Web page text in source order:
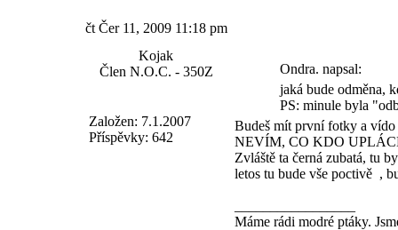
čt Čer 11, 2009 11:18 pm
Kojak
Člen N.O.C. - 350Z
Založen: 7.1.2007
Příspěvky: 642
Ondra. napsal:
jaká bude odměna,
PS: minule byla
Budeš mít první fotky a
NEVÍM, CO KDO
Zvláště ta černá zubatá, tu
letos tu bude vše poctivě ,
Máme rádi modré ptáky.